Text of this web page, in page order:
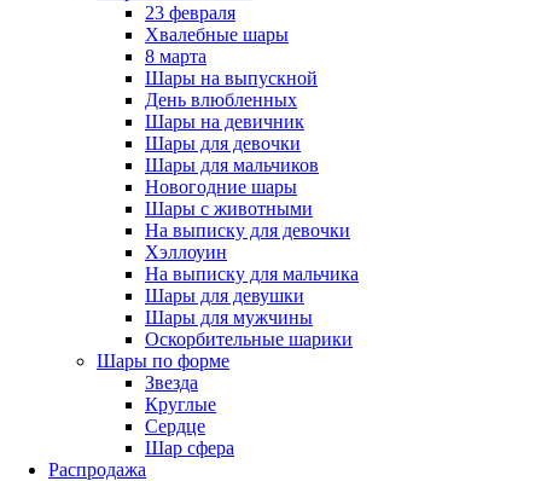
23 февраля
Хвалебные шары
8 марта
Шары на выпускной
День влюбленных
Шары на девичник
Шары для девочки
Шары для мальчиков
Новогодние шары
Шары с животными
На выписку для девочки
Хэллоуин
На выписку для мальчика
Шары для девушки
Шары для мужчины
Оскорбительные шарики
Шары по форме
Звезда
Круглые
Сердце
Шар сфера
Распродажа